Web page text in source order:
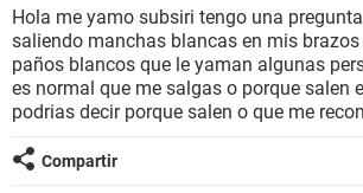
BIENESTAR
SEXUALIDAD
GLOSARIO
Hola me yamo subsiri tengo una
saliendo manchas blancas en mis
paños blancos que le yaman algunas
es normal que me salgas o porque salen
podrias decir porque salen o que me
Compartir